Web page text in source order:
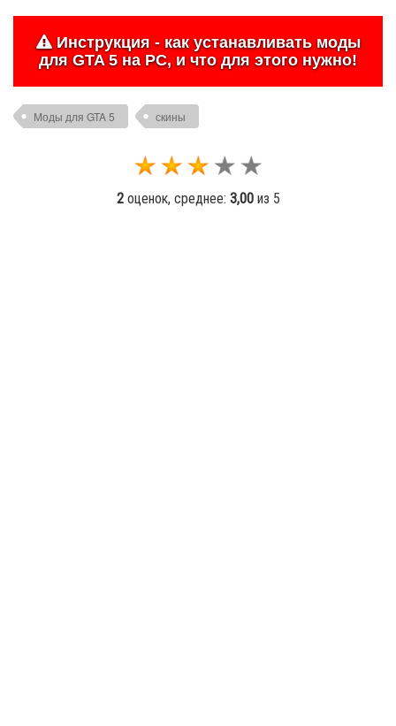
Инструкция - как устанавливать моды
для GTA 5 на PC, и что для этого нужно!
Моды для GTA 5 скины
2оценок, среднее: 3,00из 5